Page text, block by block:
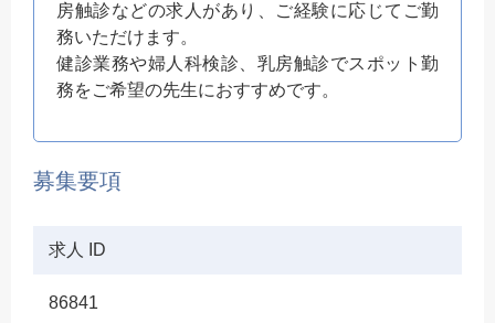
房触診などの求人があり、ご経験に応じてご勤
務いただけます。
健診業務や婦人科検診、乳房触診でスポット勤
務をご希望の先生におすすめです。
募集要項
求人 ID
86841